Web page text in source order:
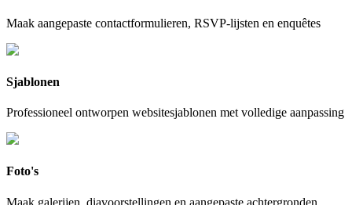
Maak aangepaste contactformulieren, RSVP-lijsten en enquêtes
Sjablonen
Professioneel ontworpen websitesjablonen met volledige aanpassing
Foto's
Maak galerijen, diavoorstellingen en aangepaste achtergronden